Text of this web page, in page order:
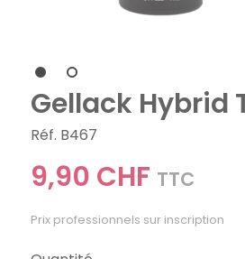
Gellack Hybrid
Réf. B467
9,90 CHF TTC
Prix professionnels sur inscription